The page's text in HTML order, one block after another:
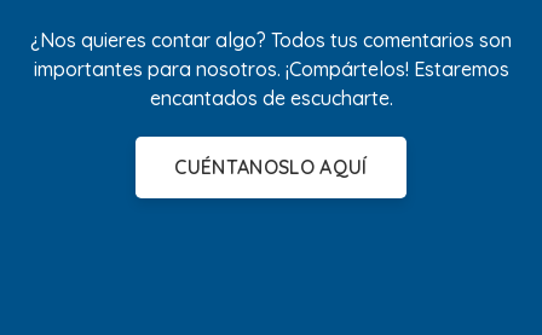
¿Nos quieres contar algo? Todos tus comentarios son
importantes para nosotros. ¡Compártelos! Estaremos
encantados de escucharte.
CUÉNTANOSLO AQUÍ